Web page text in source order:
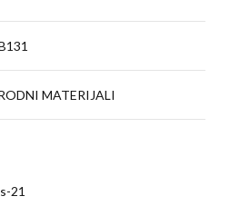
MATERIJALI